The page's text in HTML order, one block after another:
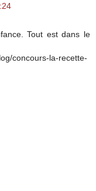
Tout est dans le
concours-la-recette-